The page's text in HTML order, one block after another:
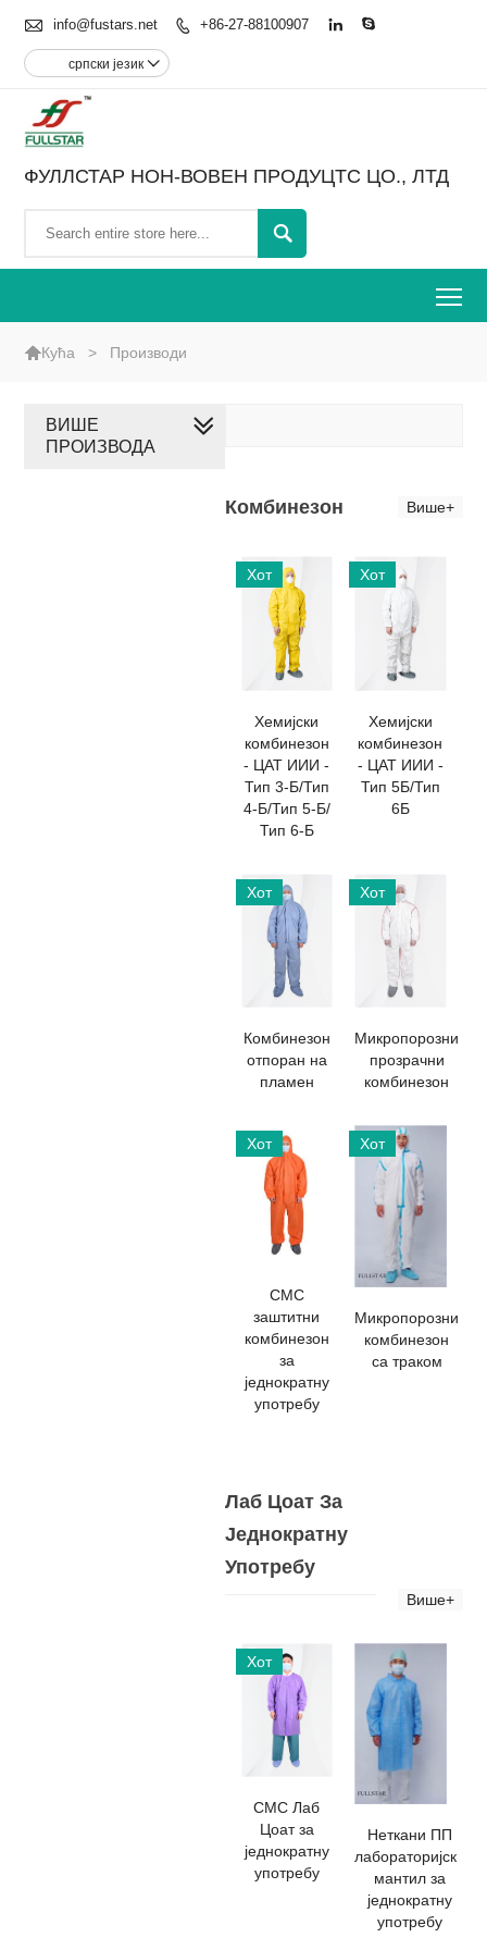
 info@fustars.net  +86-27-88100907  
српски језик 
ФУЛЛСТАР НОН-ВОВЕН ПРОДУЦТС ЦО., ЛТД

Кућа > Производи
Комбинезон Више+
Хот
Хемијски
комбинезон
- ЦАТ ИИИ -
Тип 3-Б/Тип
4-Б/Тип 5-Б/
Тип 6-Б
Хот
Хемијски
комбинезон
- ЦАТ ИИИ -
Тип 5Б/Тип
6Б
Хот
Комбинезон
отпоран на
пламен
Хот
Микропорозни
прозрачни
комбинезон
Хот
СМС
заштитни
комбинезон
за
једнократну
употребу
Хот
Микропорозни
комбинезон
са траком
Лаб Цоат За
Једнократну
Употребу
Више+
Хот
СМС Лаб
Цоат за
једнократну
употребу
Неткани ПП
лабораторијски
мантил за
једнократну
употребу
ВИШЕ
ПРОИЗВОДА